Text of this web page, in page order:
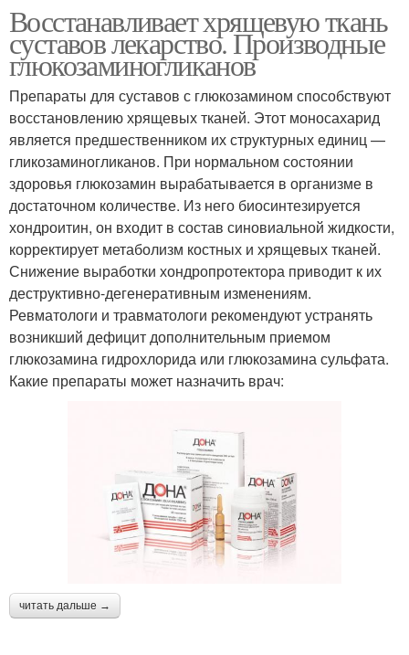
Восстанавливает хрящевую ткань
суставов лекарство. Производные
глюкозаминогликанов
Препараты для суставов с глюкозамином способствуют
восстановлению хрящевых тканей. Этот моносахарид
является предшественником их структурных единиц —
гликозаминогликанов. При нормальном состоянии
здоровья глюкозамин вырабатывается в организме в
достаточном количестве. Из него биосинтезируется
хондроитин, он входит в состав синовиальной жидкости,
корректирует метаболизм костных и хрящевых тканей.
Снижение выработки хондропротектора приводит к их
деструктивно-дегенеративным изменениям.
Ревматологи и травматологи рекомендуют устранять
возникший дефицит дополнительным приемом
глюкозамина гидрохлорида или глюкозамина сульфата.
Какие препараты может назначить врач:
читать дальше →